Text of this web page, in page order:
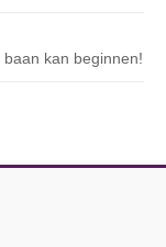
kan beginnen!